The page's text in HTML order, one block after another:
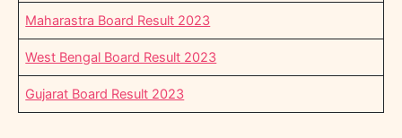
Maharastra Board Result 2023
West Bengal Board Result 2023
Gujarat Board Result 2023